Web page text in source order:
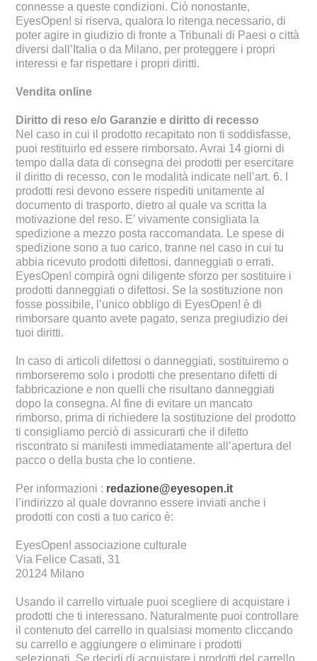
connesse a queste condizioni. Ciò nonostante,
EyesOpen! si riserva, qualora lo ritenga necessario, di
poter agire in giudizio di fronte a Tribunali di Paesi o città
diversi dall’Italia o da Milano, per proteggere i propri
interessi e far rispettare i propri diritti.
Vendita online
Diritto di reso e/o Garanzie e diritto di recesso
Nel caso in cui il prodotto recapitato non ti soddisfasse,
puoi restituirlo ed essere rimborsato. Avrai 14 giorni di
tempo dalla data di consegna dei prodotti per esercitare
il diritto di recesso, con le modalità indicate nell’art. 6. I
prodotti resi devono essere rispediti unitamente al
documento di trasporto, dietro al quale va scritta la
motivazione del reso. E’ vivamente consigliata la
spedizione a mezzo posta raccomandata. Le spese di
spedizione sono a tuo carico, tranne nel caso in cui tu
abbia ricevuto prodotti difettosi, danneggiati o errati.
EyesOpen! compirà ogni diligente sforzo per sostituire i
prodotti danneggiati o difettosi. Se la sostituzione non
fosse possibile, l’unico obbligo di EyesOpen! è di
rimborsare quanto avete pagato, senza pregiudizio dei
tuoi diritti.
In caso di articoli difettosi o danneggiati, sostituiremo o
rimborseremo solo i prodotti che presentano difetti di
fabbricazione e non quelli che risultano danneggiati
dopo la consegna. Al fine di evitare un mancato
rimborso, prima di richiedere la sostituzione del prodotto
ti consigliamo perciò di assicurarti che il difetto
riscontrato si manifesti immediatamente all’apertura del
pacco o della busta che lo contiene.
Per informazioni : redazione@eyesopen.it
l’indirizzo al quale dovranno essere inviati anche i
prodotti con costi a tuo carico è:
EyesOpen! associazione culturale
Via Felice Casati, 31
20124 Milano
Usando il carrello virtuale puoi scegliere di acquistare i
prodotti che ti interessano. Naturalmente puoi controllare
il contenuto del carrello in qualsiasi momento cliccando
su carrello e aggiungere o eliminare i prodotti
selezionati. Se decidi di acquistare i prodotti del carrello,